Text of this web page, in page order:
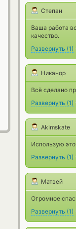
Степан
Ваша работа
качество.
Развернуть (1)
Никанор
Всё сделано
Развернуть (1)
Akimskate
Использую
Развернуть (1)
Матвей
Огромное
Развернуть (1)